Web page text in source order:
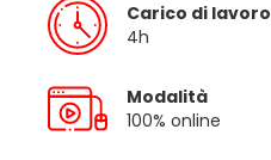
Carico di lavoro
4h
Modalità
100% online